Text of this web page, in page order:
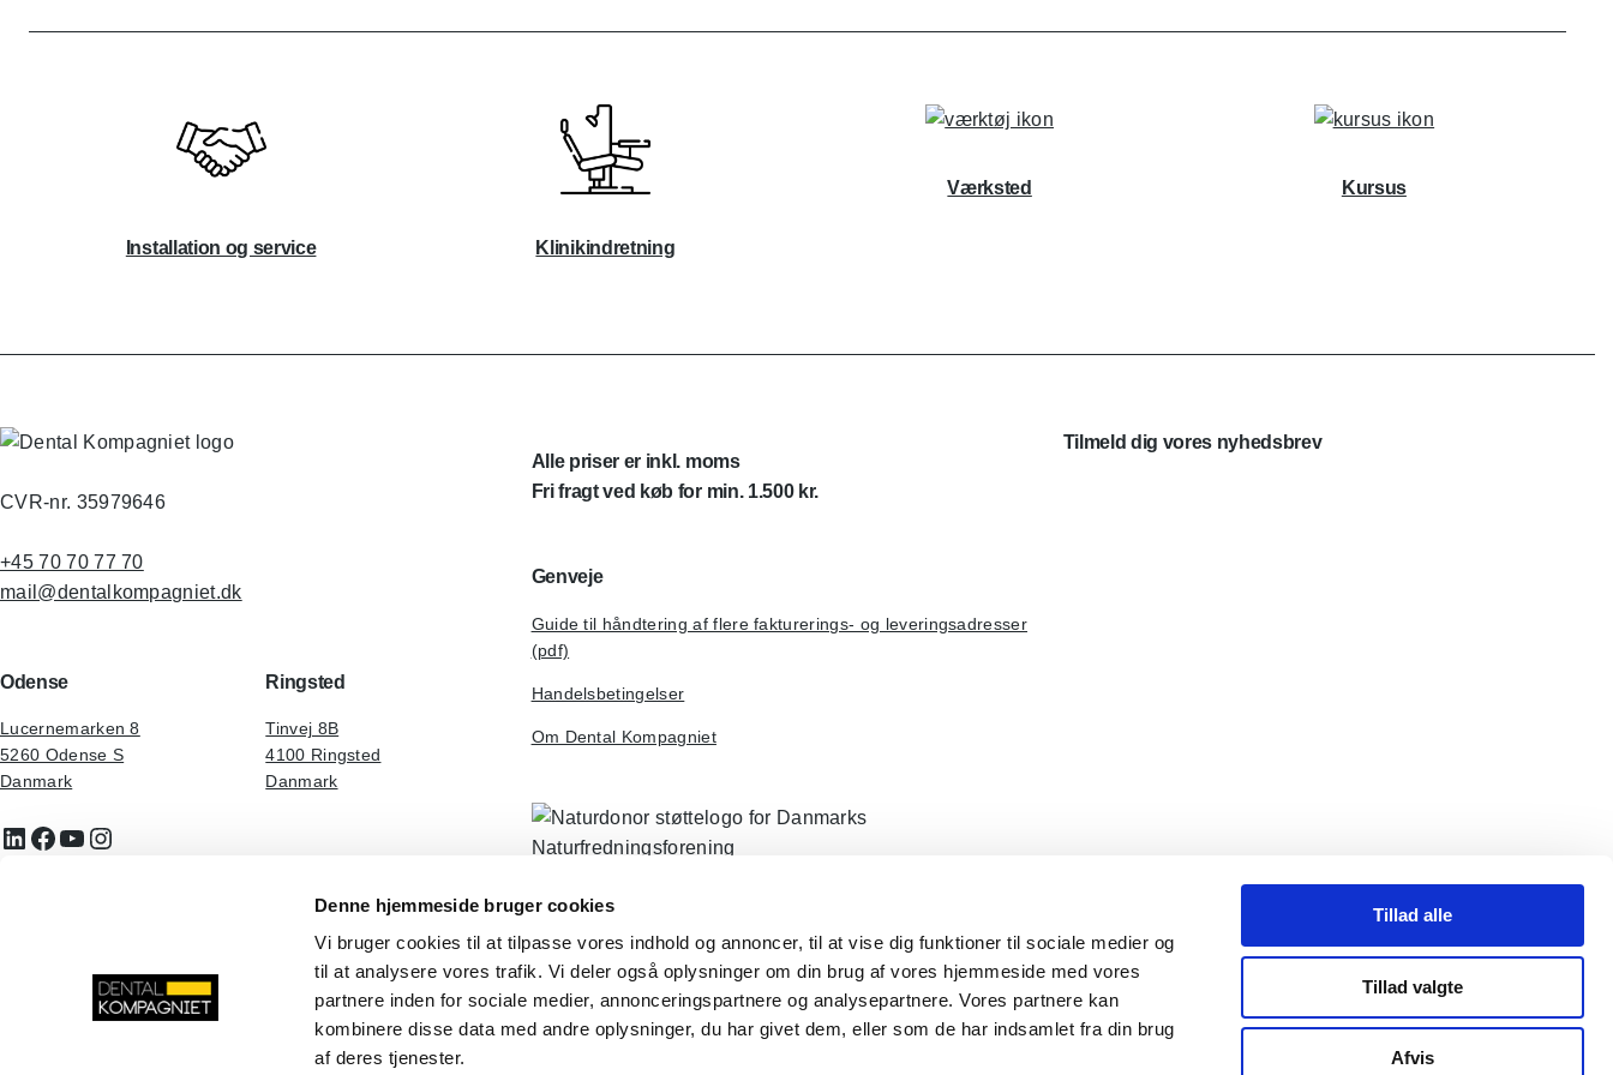
Denne hjemmeside bruger cookies
Vi bruger cookies til at tilpasse vores indhold og annoncer, til at vise dig funktioner til sociale medier og
til at analysere vores trafik. Vi deler også oplysninger om din brug af vores hjemmeside med vores
partnere inden for sociale medier, annonceringspartnere og analysepartnere. Vores partnere kan
kombinere disse data med andre oplysninger, du har givet dem, eller som de har indsamlet fra din brug
af deres tjenester.
Tillad alle
Tillad valgte
Afvis
Installation og service Klinikindretning
Værksted Kursus
CVR-nr. 35979646
+45 70 70 77 70
mail@dentalkompagniet.dk
Odense
Lucernemarken 8
5260 Odense S
Danmark
Ringsted
Tinvej 8B
4100 Ringsted
Danmark
LinkedIn Facebook YouTube Instagram
Alle priser er inkl. moms
Fri fragt ved køb for min. 1.500 kr.
Genveje
Guide til håndtering af flere fakturerings- og leveringsadresser
(pdf)
Handelsbetingelser
Om Dental Kompagniet
Tilmeld dig vores nyhedsbrev